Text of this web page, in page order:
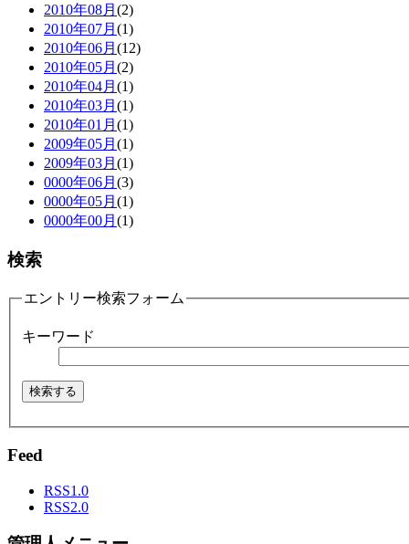
2010年08月 (2)
2010年07月 (1)
2010年06月 (12)
2010年05月 (2)
2010年04月 (1)
2010年03月 (1)
2010年01月 (1)
2009年05月 (1)
2009年03月 (1)
0000年06月 (3)
0000年05月 (1)
0000年00月 (1)
検索
エントリー検索フォーム
キーワード
Feed
RSS1.0
RSS2.0